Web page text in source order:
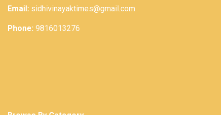
Email: sidhivinayaktimes@gmail.com
Phone: 9816013276